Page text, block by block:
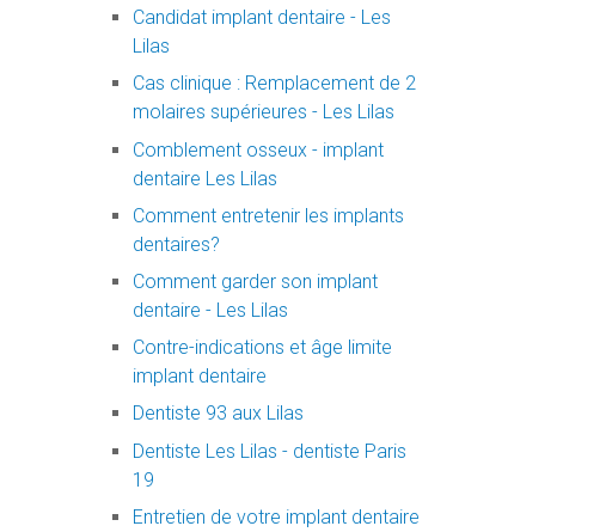
Candidat implant dentaire - Les
Lilas
Cas clinique : Remplacement de 2
molaires supérieures - Les Lilas
Comblement osseux - implant
dentaire Les Lilas
Comment entretenir les implants
dentaires?
Comment garder son implant
dentaire - Les Lilas
Contre-indications et âge limite
implant dentaire
Dentiste 93 aux Lilas
Dentiste Les Lilas - dentiste Paris
19
Entretien de votre implant dentaire